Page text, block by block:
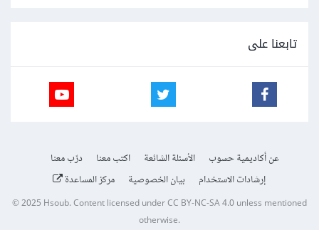
تابعنا على
عن أكاديمية حسوب الأسئلة الشائعة اكتب معنا
درّب معنا
إرشادات الاستخدام
بيان الخصوصية مركز المساعدة
© 2025Hsoub.Content licensed underCC BY-NC-SA 4.0unless mentioned
otherwise.